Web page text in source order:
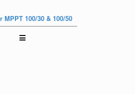
MPPT 100/30 & 100/50